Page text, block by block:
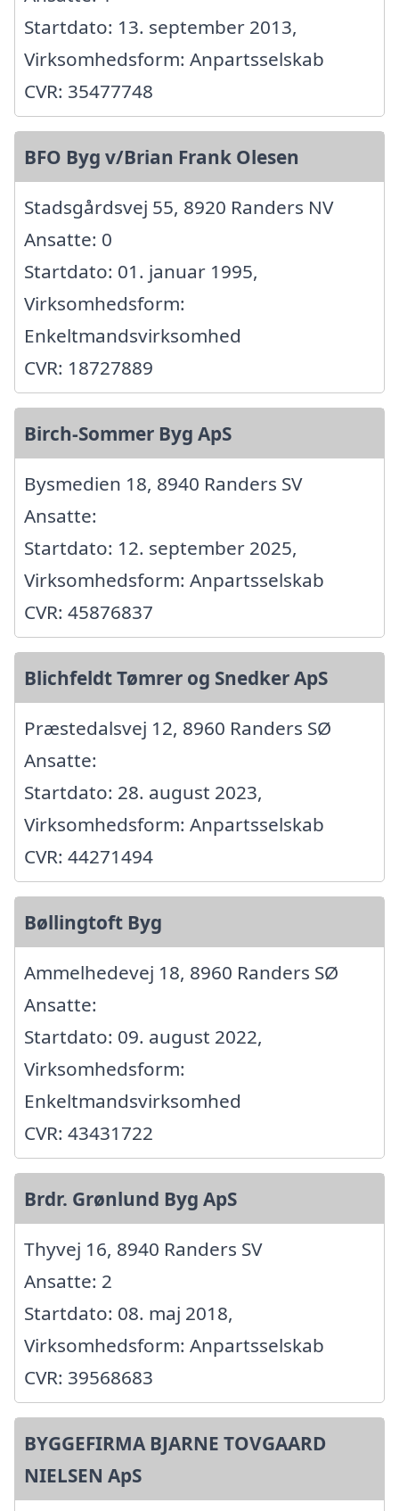
Startdato: 13. september 2013,
Virksomhedsform: Anpartsselskab
CVR: 35477748
BFO Byg v/Brian Frank Olesen
Stadsgårdsvej 55, 8920 Randers NV
Ansatte: 0
Startdato: 01. januar 1995,
Virksomhedsform:
Enkeltmandsvirksomhed
CVR: 18727889
Birch-Sommer Byg ApS
Bysmedien 18, 8940 Randers SV
Ansatte:
Startdato: 12. september 2025,
Virksomhedsform: Anpartsselskab
CVR: 45876837
Blichfeldt Tømrer og Snedker ApS
Præstedalsvej 12, 8960 Randers SØ
Ansatte:
Startdato: 28. august 2023,
Virksomhedsform: Anpartsselskab
CVR: 44271494
Bøllingtoft Byg
Ammelhedevej 18, 8960 Randers SØ
Ansatte:
Startdato: 09. august 2022,
Virksomhedsform:
Enkeltmandsvirksomhed
CVR: 43431722
Brdr. Grønlund Byg ApS
Thyvej 16, 8940 Randers SV
Ansatte: 2
Startdato: 08. maj 2018,
Virksomhedsform: Anpartsselskab
CVR: 39568683
BYGGEFIRMA BJARNE TOVGAARD
NIELSEN ApS